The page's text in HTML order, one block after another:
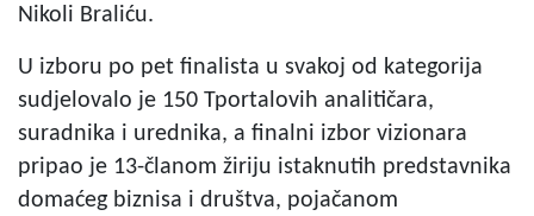
Nikoli Braliću.
U izboru po pet finalista u svakoj od kategorija
sudjelovalo je 150 Tportalovih analitičara,
suradnika i urednika, a finalni izbor vizionara
pripao je 13-članom žiriju istaknutih predstavnika
domaćeg biznisa i društva, pojačanom